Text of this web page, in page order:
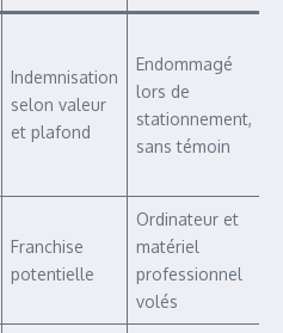
Indemnisation
selon valeur
et plafond
Endommagé
lors de
stationnement,
sans témoin
Franchise
potentielle
Ordinateur et
matériel
professionnel
volés